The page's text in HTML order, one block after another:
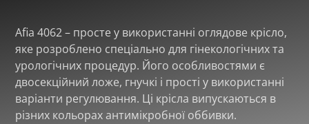
Afia 4062 – просте у використанні оглядове крісло,
яке розроблено спеціально для гінекологічних та
урологічних процедур. Його особливостями є
двосекційний ложе, гнучкі і прості у використанні
варіанти регулювання. Ці крісла випускаються в
різних кольорах антимікробної оббивки.